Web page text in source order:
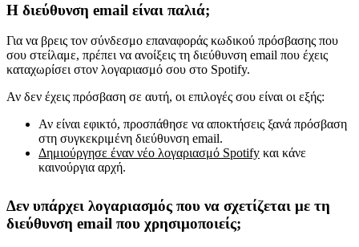
Η διεύθυνση email είναι παλιά;
Για να βρεις τον σύνδεσμο επαναφοράς κωδικού πρόσβασης που
σου στείλαμε, πρέπει να ανοίξεις τη διεύθυνση email που έχεις
καταχωρίσει στον λογαριασμό σου στο Spotify.
Αν δεν έχεις πρόσβαση σε αυτή, οι επιλογές σου είναι οι εξής:
Αν είναι εφικτό, προσπάθησε να αποκτήσεις ξανά πρόσβαση
στη συγκεκριμένη διεύθυνση email.
Δημιούργησε έναν νέο λογαριασμό Spotify και κάνε
καινούργια αρχή.
Δεν υπάρχει λογαριασμός που να σχετίζεται με τη
διεύθυνση email που χρησιμοποιείς;